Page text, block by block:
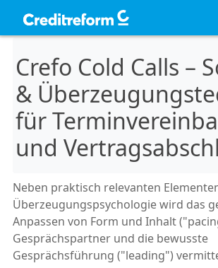
Crefo Cold Calls –
&
für
und
Neben praktisch relevanten
Überzeugungspsychologie wird das
Anpassen von Form und Inhalt
Gesprächspartner und die bewusste
Gesprächsführung ("leading")